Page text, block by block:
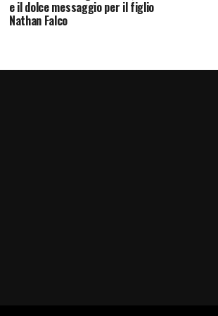
e il dolce messaggio per il figlio
Nathan Falco